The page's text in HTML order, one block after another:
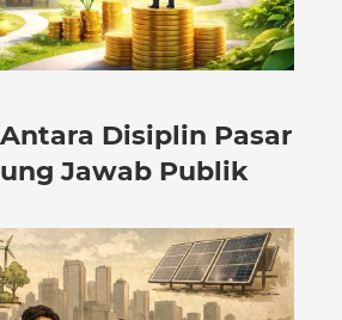
Disiplin Pasar
Jawab Publik